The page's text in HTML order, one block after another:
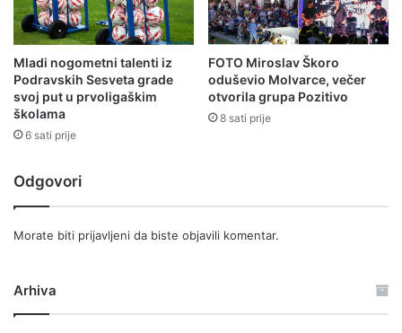
Mladi nogometni talenti iz
Podravskih Sesveta grade
svoj put u prvoligaškim
školama
6 sati prije
FOTO Miroslav Škoro
oduševio Molvarce, večer
otvorila grupa Pozitivo
8 sati prije
Odgovori
Morate biti prijavljeni da biste objavili komentar.
Arhiva